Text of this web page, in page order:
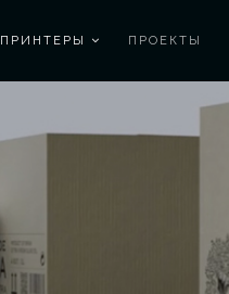
ПРИНТЕРЫ ПРОЕКТЫ